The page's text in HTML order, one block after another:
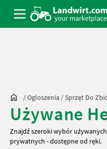
/Ogloszenia /Sprzęt Do
Używane
Znajdź szeroki wybór
prywatnych - dostępne od ręki.